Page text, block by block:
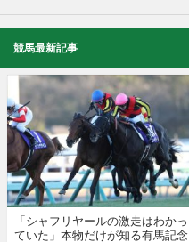
競馬最新記事
「シャフリヤールの激走はわかっ
ていた」本物だけが知る有馬記念